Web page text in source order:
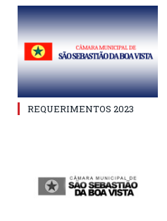
REQUERIMENTOS 2023